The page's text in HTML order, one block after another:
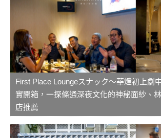
First Place Loungeスナック～華燈初上劇
實開箱，一探條通深夜文化的神秘面紗、
店推薦